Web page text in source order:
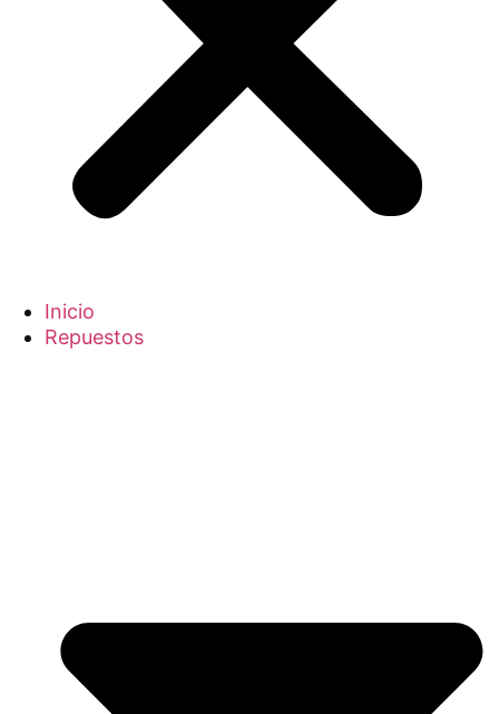
Inicio
Repuestos